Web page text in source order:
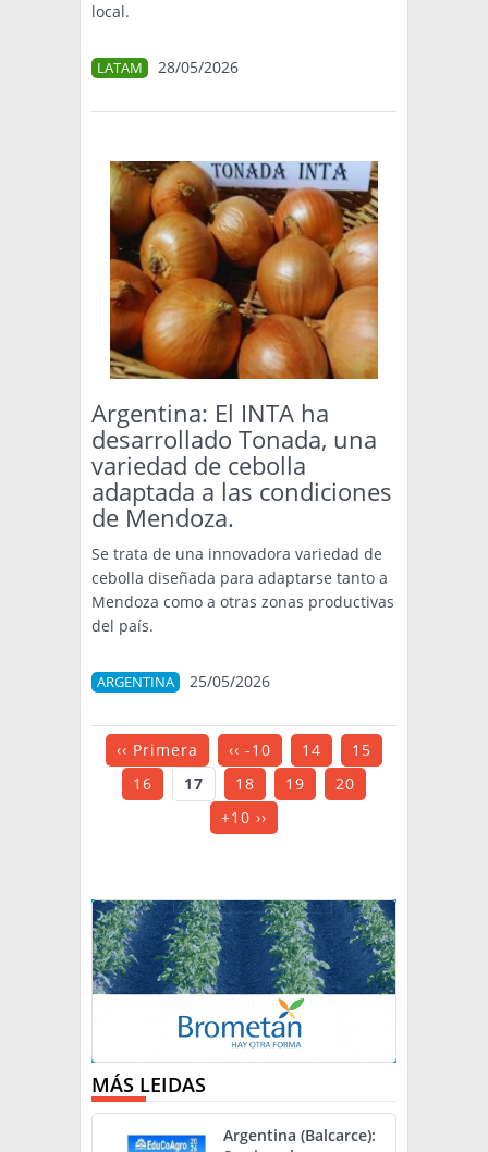
local.
LATAM 28/05/2026
Argentina: El INTA ha
desarrollado Tonada, una
variedad de cebolla
adaptada a las condiciones
de Mendoza.
Se trata de una innovadora variedad de
cebolla diseñada para adaptarse tanto a
Mendoza como a otras zonas productivas
del país.
ARGENTINA 25/05/2026
‹‹ Primera ‹‹ -10 14
15
16
17 18 19
20
+10 ››
MÁS LEIDAS
Argentina (Balcarce):